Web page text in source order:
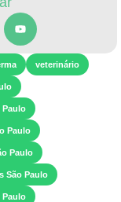
veterinário
Paulo
Paulo
Paulo
São Paulo
Paulo